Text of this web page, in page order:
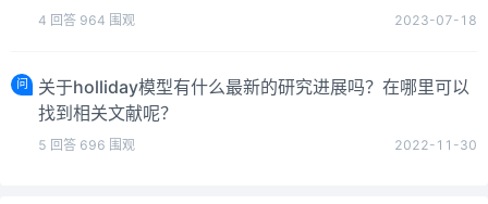
4 回答 964 围观 2023-07-18
问
关于holliday模型有什么最新的研究进展吗？在哪里可以
找到相关文献呢？
5 回答 696 围观 2022-11-30